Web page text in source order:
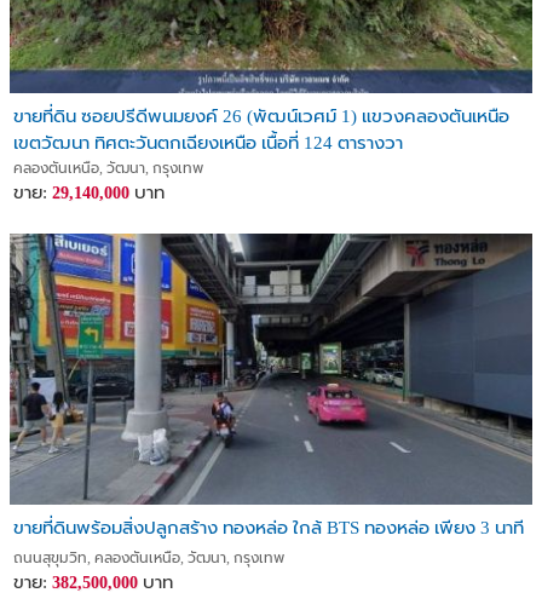
ขายที่ดิน ซอยปรีดีพนมยงค์ 26 (พัฒน์เวศม์ 1) แขวงคลองตันเหนือ
เขตวัฒนา ทิศตะวันตกเฉียงเหนือ เนื้อที่ 124 ตารางวา
คลองตันเหนือ, วัฒนา, กรุงเทพ
ขาย: 29,140,000 บาท
ขายที่ดินพร้อมสิ่งปลูกสร้าง ทองหล่อ ใกล้ BTS ทองหล่อ เพียง 3 นาที
ถนนสุขุมวิท, คลองตันเหนือ, วัฒนา, กรุงเทพ
ขาย: 382,500,000 บาท